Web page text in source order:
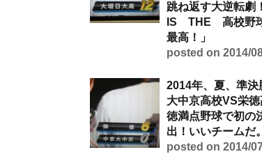
跳ね返す大逆転
IS THE 高校野
最高！」
posted on 2014/
2014年、夏、準決
大中京高校VS栄
徳満点野球で初の
出！いいチームだ
posted on 2014/